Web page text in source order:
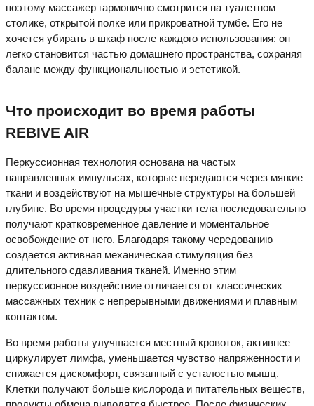
поэтому массажер гармонично смотрится на туалетном
столике, открытой полке или прикроватной тумбе. Его не
хочется убирать в шкаф после каждого использования: он
легко становится частью домашнего пространства, сохраняя
баланс между функциональностью и эстетикой.
Что происходит во время работы
REBIVE AIR
Перкуссионная технология основана на частых
направленных импульсах, которые передаются через мягкие
ткани и воздействуют на мышечные структуры на большей
глубине. Во время процедуры участки тела последовательно
получают кратковременное давление и моментальное
освобождение от него. Благодаря такому чередованию
создается активная механическая стимуляция без
длительного сдавливания тканей. Именно этим
перкуссионное воздействие отличается от классических
массажных техник с непрерывными движениями и плавным
контактом.
Во время работы улучшается местный кровоток, активнее
циркулирует лимфа, уменьшается чувство напряженности и
снижается дискомфорт, связанный с усталостью мышц.
Клетки получают больше кислорода и питательных веществ,